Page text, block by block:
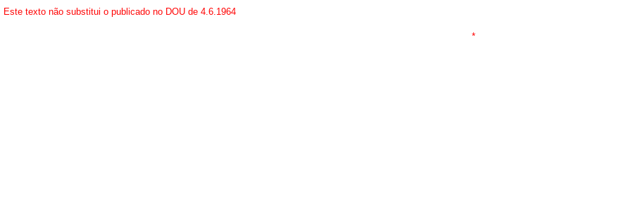
Este texto não substitui o publicado no DOU de 4.6.1964
*